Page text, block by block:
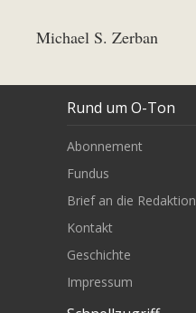
Michael S. Zerban
Rund um O-Ton
Abonnement
Fundus
Brief an die Redaktion
Kontakt
Geschichte
Impressum